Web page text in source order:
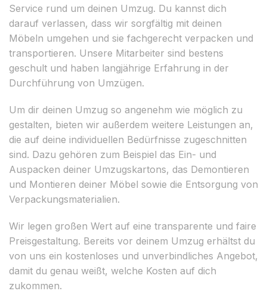
Service rund um deinen Umzug. Du kannst dich
darauf verlassen, dass wir sorgfältig mit deinen
Möbeln umgehen und sie fachgerecht verpacken und
transportieren. Unsere Mitarbeiter sind bestens
geschult und haben langjährige Erfahrung in der
Durchführung von Umzügen.
Um dir deinen Umzug so angenehm wie möglich zu
gestalten, bieten wir außerdem weitere Leistungen an,
die auf deine individuellen Bedürfnisse zugeschnitten
sind. Dazu gehören zum Beispiel das Ein- und
Auspacken deiner Umzugskartons, das Demontieren
und Montieren deiner Möbel sowie die Entsorgung von
Verpackungsmaterialien.
Wir legen großen Wert auf eine transparente und faire
Preisgestaltung. Bereits vor deinem Umzug erhältst du
von uns ein kostenloses und unverbindliches Angebot,
damit du genau weißt, welche Kosten auf dich
zukommen.